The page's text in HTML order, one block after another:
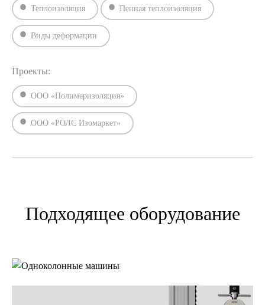
Теплоизоляция Пенная теплоизоляция
Виды деформации
Проекты:
ООО «Полимеризоляция»
ООО «РОЛС Изомаркет»
Подходящее оборудование
Одноколонные